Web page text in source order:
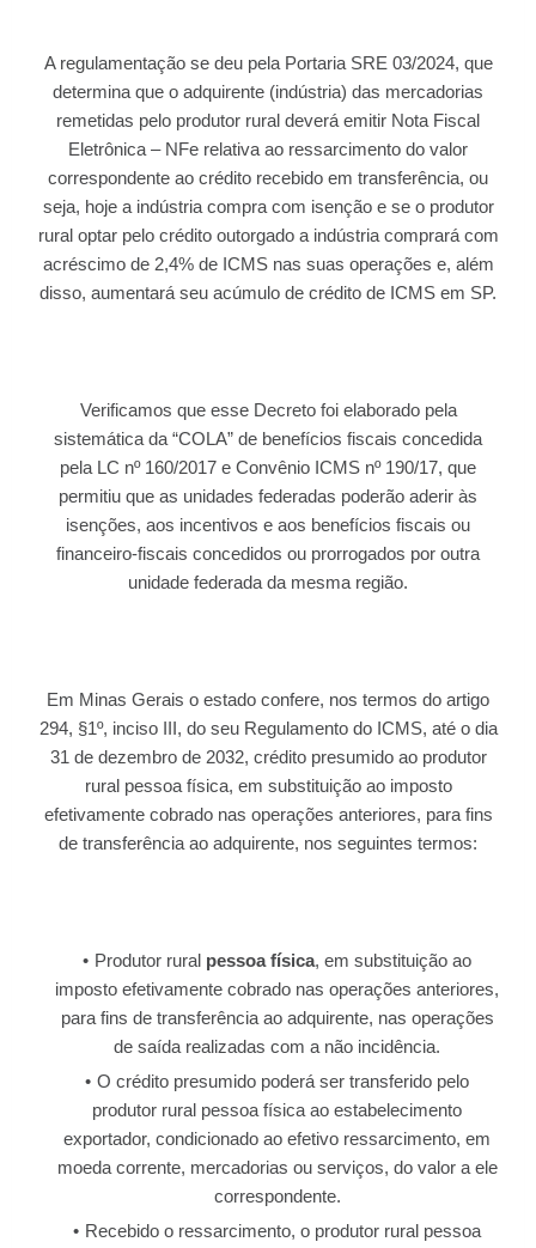
A regulamentação se deu pela Portaria SRE 03/2024, que
determina que o adquirente (indústria) das mercadorias
remetidas pelo produtor rural deverá emitir Nota Fiscal
Eletrônica – NFe relativa ao ressarcimento do valor
correspondente ao crédito recebido em transferência, ou
seja, hoje a indústria compra com isenção e se o produtor
rural optar pelo crédito outorgado a indústria comprará com
acréscimo de 2,4% de ICMS nas suas operações e, além
disso, aumentará seu acúmulo de crédito de ICMS em SP.
Verificamos que esse Decreto foi elaborado pela
sistemática da “COLA” de benefícios fiscais concedida
pela LC nº 160/2017 e Convênio ICMS nº 190/17, que
permitiu que as unidades federadas poderão aderir às
isenções, aos incentivos e aos benefícios fiscais ou
financeiro-fiscais concedidos ou prorrogados por outra
unidade federada da mesma região.
Em Minas Gerais o estado confere, nos termos do artigo
294, §1º, inciso III, do seu Regulamento do ICMS, até o dia
31 de dezembro de 2032, crédito presumido ao produtor
rural pessoa física, em substituição ao imposto
efetivamente cobrado nas operações anteriores, para fins
de transferência ao adquirente, nos seguintes termos:
Produtor rural pessoa física, em substituição ao
imposto efetivamente cobrado nas operações anteriores,
para fins de transferência ao adquirente, nas operações
de saída realizadas com a não incidência.
O crédito presumido poderá ser transferido pelo
produtor rural pessoa física ao estabelecimento
exportador, condicionado ao efetivo ressarcimento, em
moeda corrente, mercadorias ou serviços, do valor a ele
correspondente.
Recebido o ressarcimento, o produtor rural pessoa